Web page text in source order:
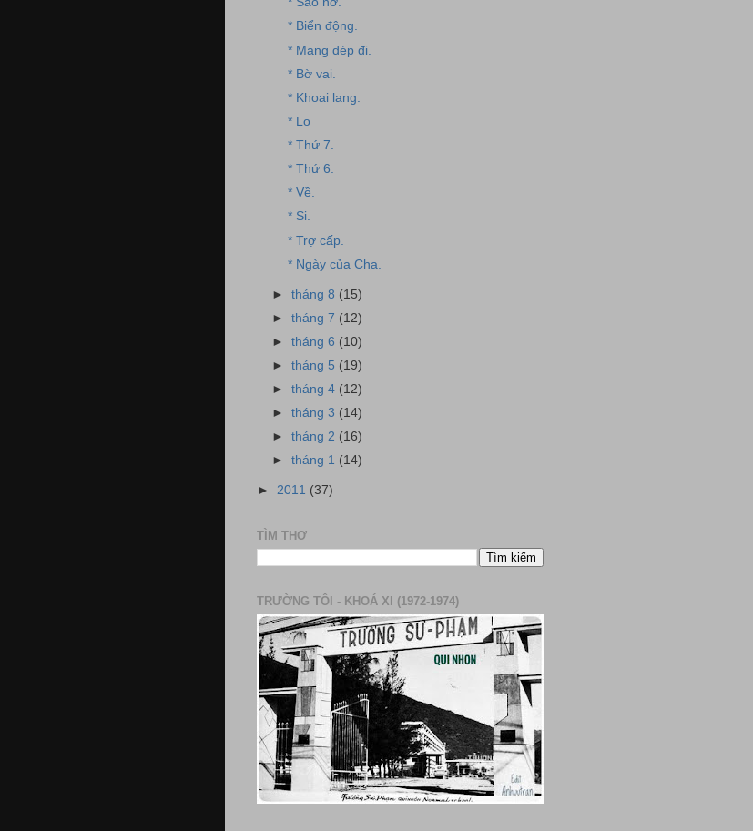
* Biển động.
* Mang dép đi.
* Bờ vai.
* Khoai lang.
* Lo
* Thứ 7.
* Thứ 6.
* Về.
* Si.
* Trợ cấp.
* Ngày của Cha.
►tháng 8 (15)
►tháng 7 (12)
►tháng 6 (10)
►tháng 5 (19)
►tháng 4 (12)
►tháng 3 (14)
►tháng 2 (16)
►tháng 1 (14)
► 2011 (37)
TÌM THƠ
TRƯỜNG TÔI - KHOÁ XI (1972-1974)